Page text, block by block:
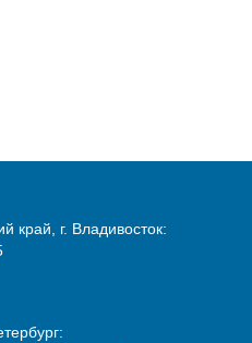
край, г. Владивосток: